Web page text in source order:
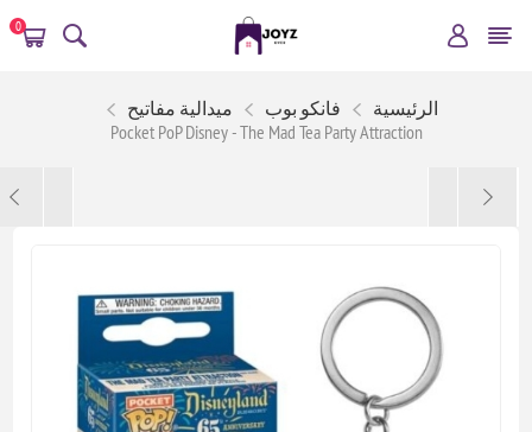
0
الرئيسية فانكو بوب
ميدالية مفاتيح
Pocket PoP Disney - The Mad Tea Party Attraction